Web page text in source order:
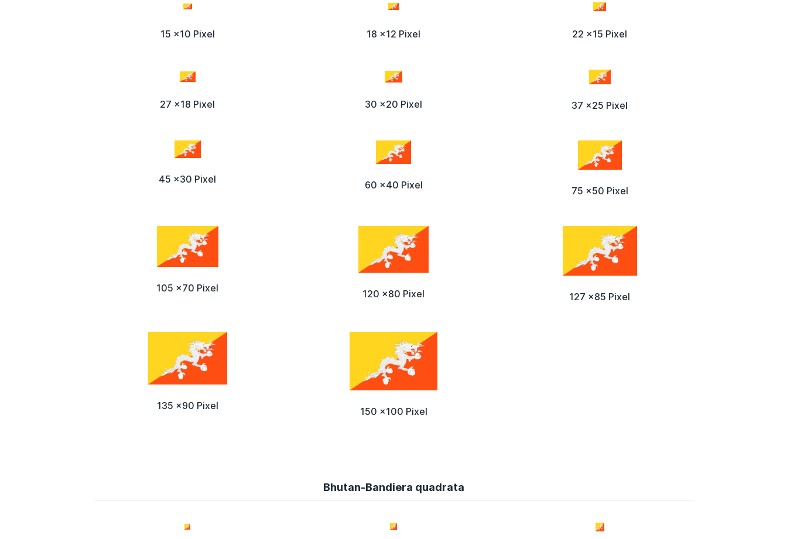
15 x10 Pixel 18 x12 Pixel 22 x15 Pixel
27 x18 Pixel 30 x20 Pixel 37 x25 Pixel
45 x30 Pixel 60 x40 Pixel 75 x50 Pixel
105 x70 Pixel 120 x80 Pixel 127 x85 Pixel
135 x90 Pixel 150 x100 Pixel
Bhutan-Bandiera quadrata